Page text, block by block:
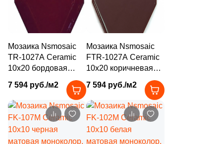
Кракелюр (
Лофт (
Майолика (6)
Металл (
Мозаика (1975
Моноколор ( 1134)
Морские мотивы (6)
Мрамор (625)
Мозаика Nsmosaic
TR-1027A Ceramic
10x20 бордовая
моноколор
7 594 руб./м2
Мозаика Nsmosaic
FTR-1027A Ceramic
10x20 коричневая
моноколор
7 594 руб./м2